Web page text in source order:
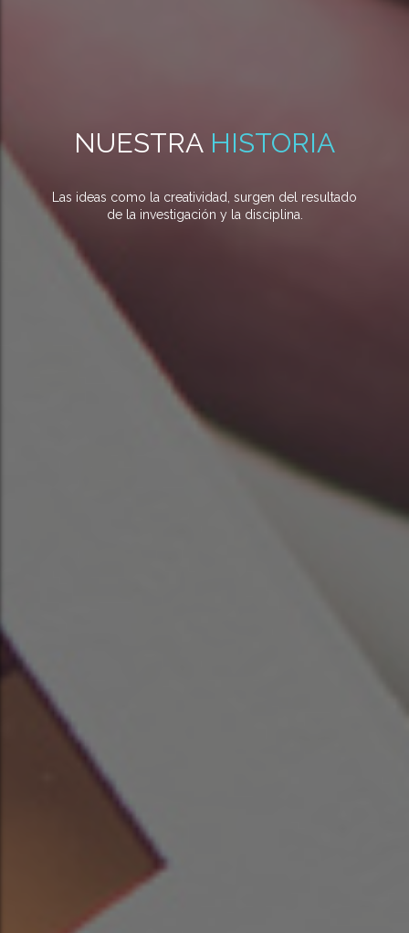
NUESTRA HISTORIA
Las ideas como la creatividad, surgen del resultado
de la investigación y la disciplina.